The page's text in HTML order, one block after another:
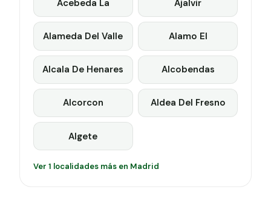
Acebeda La Ajalvir
Alameda Del Valle Alamo El
Alcala De Henares Alcobendas
Alcorcon Aldea Del Fresno
Algete
Ver 1 localidades más en Madrid